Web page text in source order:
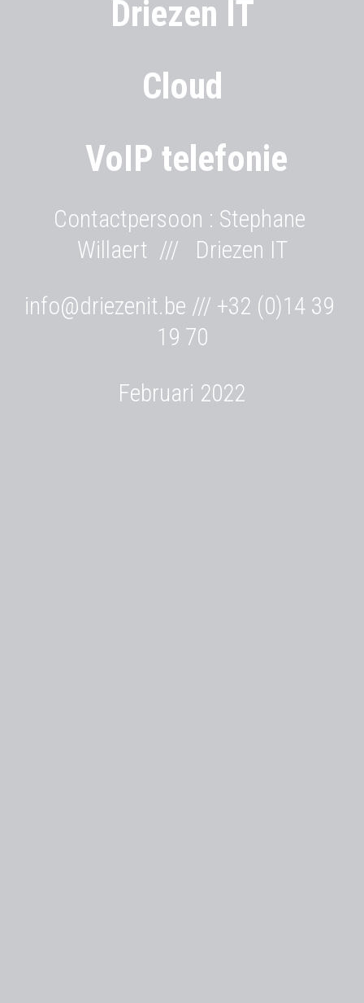
Driezen IT
Cloud
VoIP telefonie
Contactpersoon : Stephane
Willaert  ///   Driezen IT
info@driezenit.be /// +32 (0)14 39
19 70
Februari 2022